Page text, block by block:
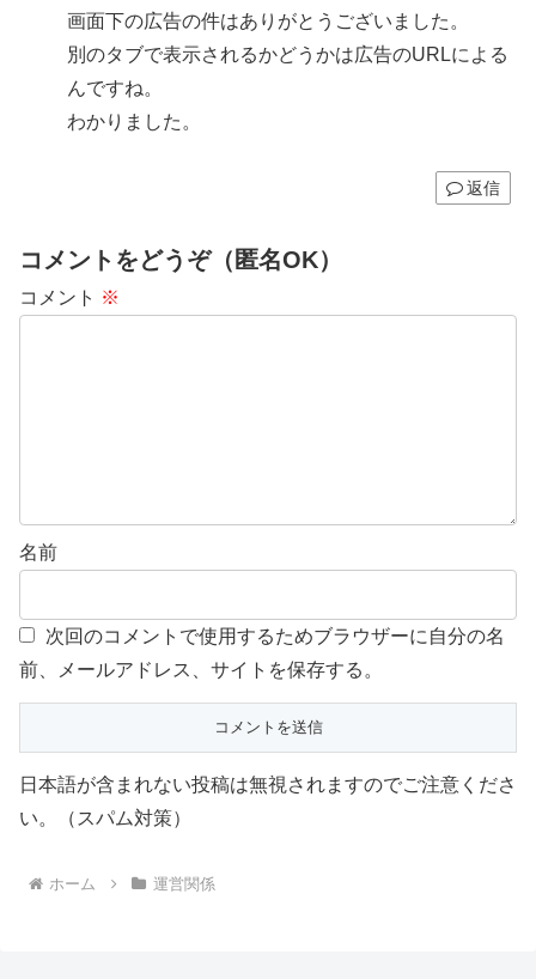
画面下の広告の件はありがとうございました。
別のタブで表示されるかどうかは広告のURLによる
んですね。
わかりました。
返信
コメントをどうぞ（匿名OK）
コメント ※
名前
次回のコメントで使用するためブラウザーに自分の名
前、メールアドレス、サイトを保存する。
日本語が含まれない投稿は無視されますのでご注意くださ
い。（スパム対策）
ホーム 運営関係